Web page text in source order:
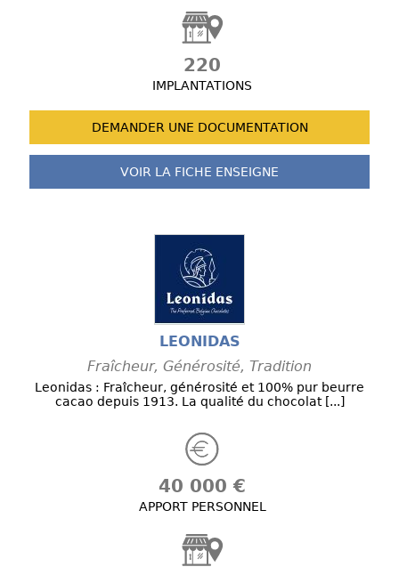
220
IMPLANTATIONS
DEMANDER UNE DOCUMENTATION
VOIR LA FICHE ENSEIGNE
LEONIDAS
Fraîcheur, Générosité, Tradition
Leonidas : Fraîcheur, générosité et 100% pur beurre
cacao depuis 1913. La qualité du chocolat [...]
40 000 €
APPORT PERSONNEL